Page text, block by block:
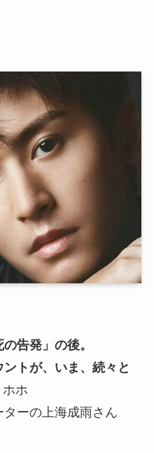
告発」の後。
ントが、いま、続々と
ホ
ーの上海成雨さん